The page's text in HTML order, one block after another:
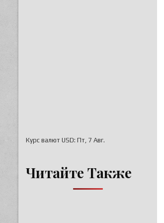
Курс валют USD: Пт, 7 Авг.
Читайте Также